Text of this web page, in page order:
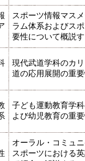
スポーツ情報マス
ラム体系およびス
要性について概説
現代武道学科のカ
道の応用展開の重
子ども運動教育学
よび幼児教育の重
オーラル・コミュ
スポーツにおける